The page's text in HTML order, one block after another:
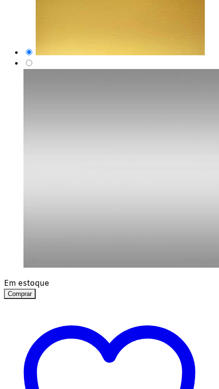
Em estoque
Comprar